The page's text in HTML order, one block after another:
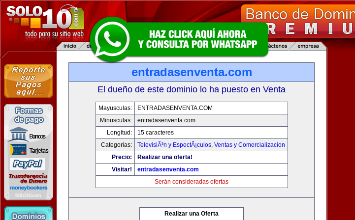
entradasenventa.com
El dueño de este dominio lo ha puesto en Venta
Mayusculas:
ENTRADASENVENTA.COM
Minusculas:
entradasenventa.com
Longitud:
15 caracteres
Categorias:
TelevisiÃ³n y EspectÃ¡culos, Ventas y Comercializacion
Precio:
Realizar una oferta!
Visitar!
entradasenventa.com
Serán consideradas ofertas
Realizar una Oferta